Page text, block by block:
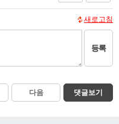
새로고침
등록
다음 댓글보기